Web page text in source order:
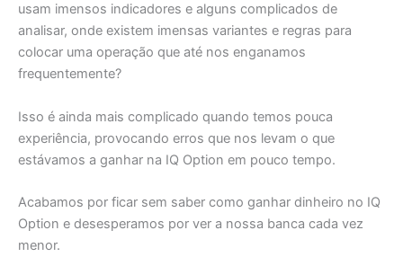
usam imensos indicadores e alguns complicados de
analisar, onde existem imensas variantes e regras para
colocar uma operação que até nos enganamos
frequentemente?
Isso é ainda mais complicado quando temos pouca
experiência, provocando erros que nos levam o que
estávamos a ganhar na IQ Option em pouco tempo.
Acabamos por ficar sem saber como ganhar dinheiro no IQ
Option e desesperamos por ver a nossa banca cada vez
menor.